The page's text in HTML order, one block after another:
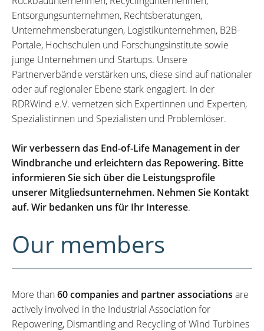
Entsorgungsunternehmen, Rechtsberatungen,
Unternehmensberatungen, Logistikunternehmen, B2B-
Portale, Hochschulen und Forschungsinstitute sowie
junge Unternehmen und Startups. Unsere
Partnerverbände verstärken uns, diese sind auf nationaler
oder auf regionaler Ebene stark engagiert. In der
RDRWind e.V. vernetzen sich Expertinnen und Experten,
Spezialistinnen und Spezialisten und Problemlöser.
Wir verbessern das End-of-Life Management in der
Windbranche und erleichtern das Repowering. Bitte
informieren Sie sich über die Leistungsprofile
unserer Mitgliedsunternehmen. Nehmen Sie Kontakt
auf. Wir bedanken uns für Ihr Interesse.
Our members
More than60 companies and partner associations are
actively involved in the Industrial Association for
Repowering, Dismantling and Recycling of Wind Turbines